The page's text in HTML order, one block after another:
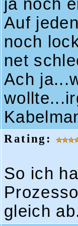
ja noch
Auf
noch
net
Ach
Rating:
So ich
gleich